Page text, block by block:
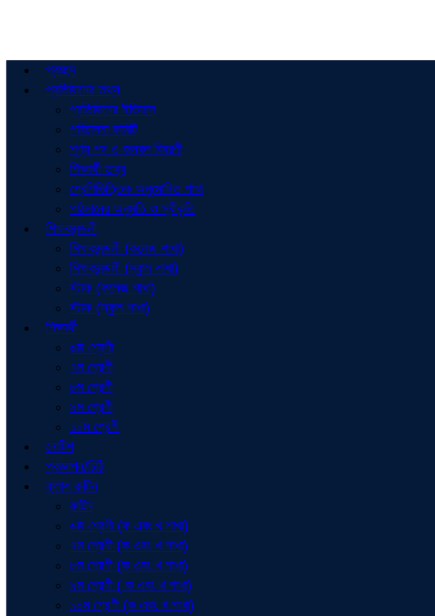
প্রচ্ছদ
প্রতিষ্ঠানের তথ্য
প্রতিষ্ঠানের ইতিহাস
পরিচালনা কমিটি
শূণ্য পদ ও জনবল বিবরণী
শিক্ষার্থী তথ্য
শ্রেণিভিত্তিক অনুমোদিত শাখা
পাঠদানের অনুমতি ও স্বীকৃতি
শিক্ষকমন্ডলী
শিক্ষকমন্ডলী (কলেজ শাখা)
শিক্ষকমন্ডলী (স্কুল শাখা)
স্টাফ (কলেজ শাখা)
স্টাফ (স্কুল শাখা)
শিক্ষার্থী
৬ষ্ঠ শ্রেণী
৭ম শ্রেণী
৮ম শ্রেণী
৯ম শ্রেণী
১০ম শ্রেণী
নোটিশ
প্রজ্ঞাপন/চিঠি
ক্লাশ রুটিন
রুটিন
৬ষ্ঠ শ্রেণী (ক এবং খ শাখা)
৭ম শ্রেণী (ক এবং খ শাখা)
৮ম শ্রেণী (ক এবং খ শাখা)
৯ম শ্রেণী ( ক এবং খ শাখা)
১০ম শ্রেণী (ক এবং খ শাখা)